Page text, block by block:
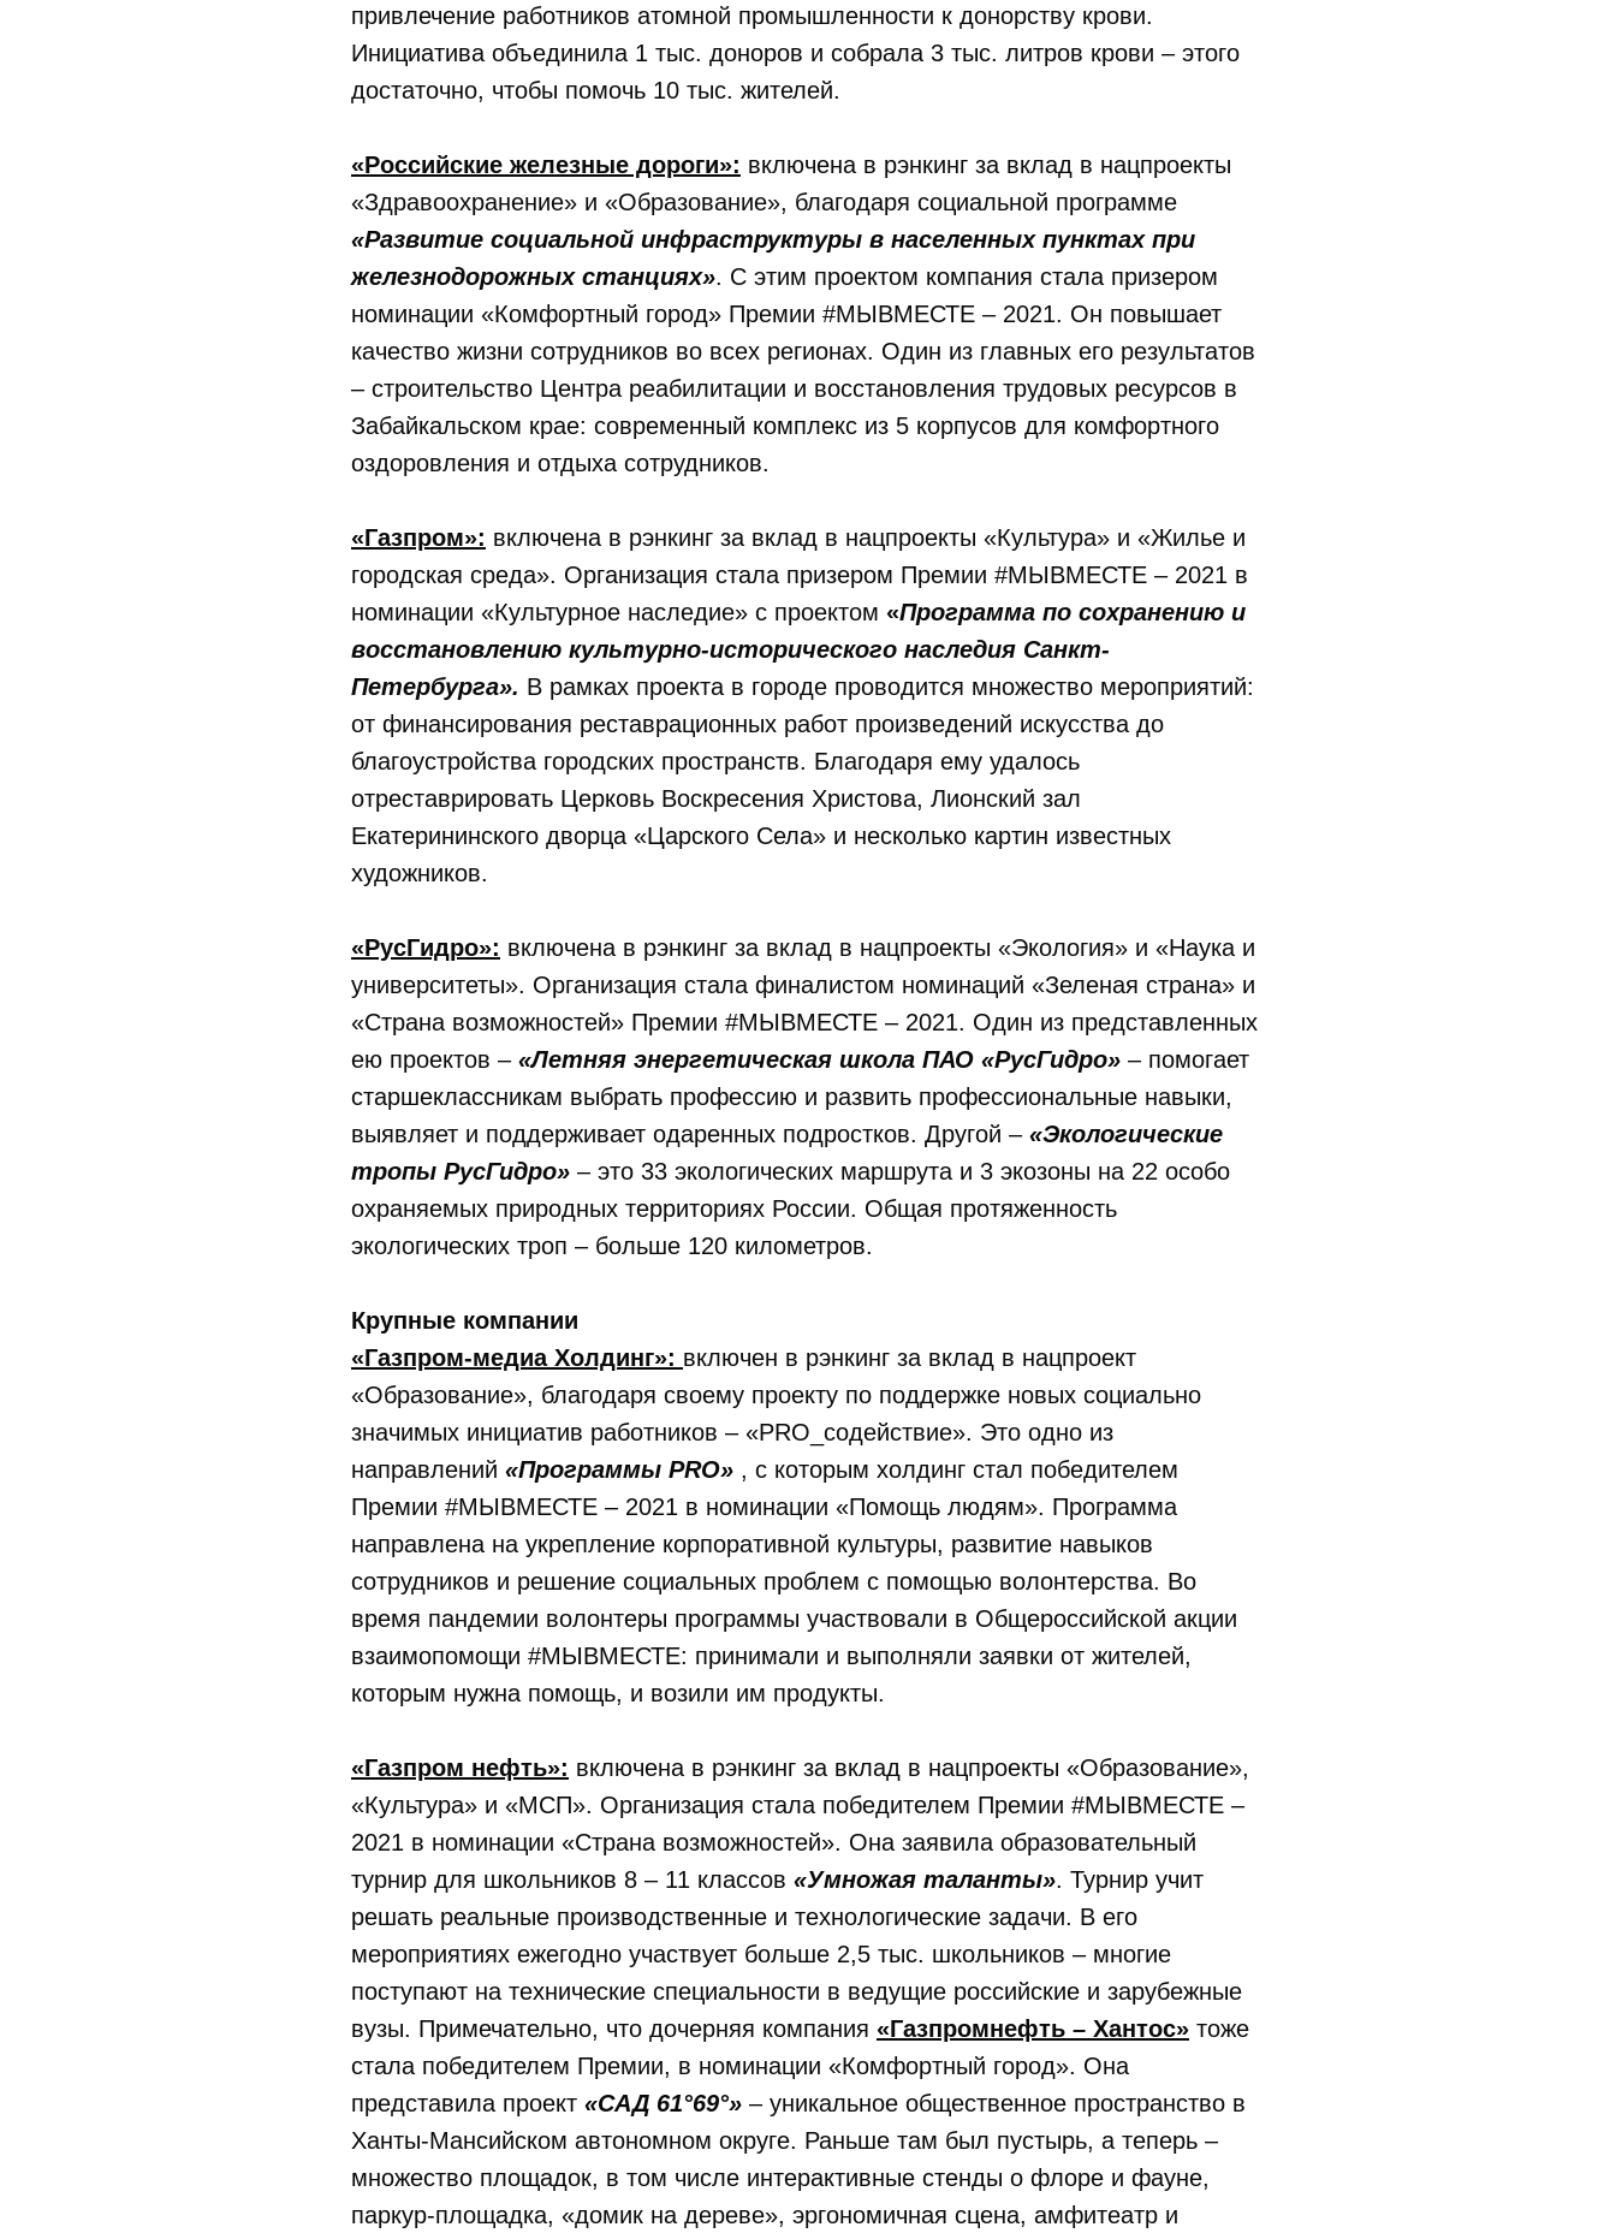
привлечение работников атомной промышленности к донорству крови.
Инициатива объединила 1 тыс. доноров и собрала 3 тыс. литров крови – этого
достаточно, чтобы помочь 10 тыс. жителей.
«Российские железные дороги»: включена в рэнкинг за вклад в нацпроекты
«Здравоохранение» и «Образование», благодаря социальной программе
«Развитие социальной инфраструктуры в населенных пунктах при
железнодорожных станциях». С этим проектом компания стала призером
номинации «Комфортный город» Премии #МЫВМЕСТЕ – 2021. Он повышает
качество жизни сотрудников во всех регионах. Один из главных его результатов
– строительство Центра реабилитации и восстановления трудовых ресурсов в
Забайкальском крае: современный комплекс из 5 корпусов для комфортного
оздоровления и отдыха сотрудников.
«Газпром»: включена в рэнкинг за вклад в нацпроекты «Культура» и «Жилье и
городская среда». Организация стала призером Премии #МЫВМЕСТЕ – 2021 в
номинации «Культурное наследие» с проектом «Программа по сохранению и
восстановлению культурно-исторического наследия Санкт-
Петербурга». В рамках проекта в городе проводится множество мероприятий:
от финансирования реставрационных работ произведений искусства до
благоустройства городских пространств. Благодаря ему удалось
отреставрировать Церковь Воскресения Христова, Лионский зал
Екатерининского дворца «Царского Села» и несколько картин известных
художников.
«РусГидро»: включена в рэнкинг за вклад в нацпроекты «Экология» и «Наука и
университеты». Организация стала финалистом номинаций «Зеленая страна» и
«Страна возможностей» Премии #МЫВМЕСТЕ – 2021. Один из представленных
ею проектов – «Летняя энергетическая школа ПАО «РусГидро» – помогает
старшеклассникам выбрать профессию и развить профессиональные навыки,
выявляет и поддерживает одаренных подростков. Другой – «Экологические
тропы РусГидро» – это 33 экологических маршрута и 3 экозоны на 22 особо
охраняемых природных территориях России. Общая протяженность
экологических троп – больше 120 километров.
Крупные компании
«Газпром-медиа Холдинг»: включен в рэнкинг за вклад в нацпроект
«Образование», благодаря своему проекту по поддержке новых социально
значимых инициатив работников – «PRO_содействие». Это одно из
направлений «Программы PRO» , с которым холдинг стал победителем
Премии #МЫВМЕСТЕ – 2021 в номинации «Помощь людям». Программа
направлена на укрепление корпоративной культуры, развитие навыков
сотрудников и решение социальных проблем с помощью волонтерства. Во
время пандемии волонтеры программы участвовали в Общероссийской акции
взаимопомощи #МЫВМЕСТЕ: принимали и выполняли заявки от жителей,
которым нужна помощь, и возили им продукты.
«Газпром нефть»: включена в рэнкинг за вклад в нацпроекты «Образование»,
«Культура» и «МСП». Организация стала победителем Премии #МЫВМЕСТЕ –
2021 в номинации «Страна возможностей». Она заявила образовательный
турнир для школьников 8 – 11 классов «Умножая таланты». Турнир учит
решать реальные производственные и технологические задачи. В его
мероприятиях ежегодно участвует больше 2,5 тыс. школьников – многие
поступают на технические специальности в ведущие российские и зарубежные
вузы. Примечательно, что дочерняя компания «Газпромнефть – Хантос» тоже
стала победителем Премии, в номинации «Комфортный город». Она
представила проект «САД 61°69°» – уникальное общественное пространство в
Ханты-Мансийском автономном округе. Раньше там был пустырь, а теперь –
множество площадок, в том числе интерактивные стенды о флоре и фауне,
паркур-площадка, «домик на дереве», эргономичная сцена, амфитеатр и